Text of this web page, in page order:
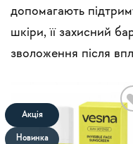
допомагають
шкіри, її захисний
зволоження після
Акція
Новинка